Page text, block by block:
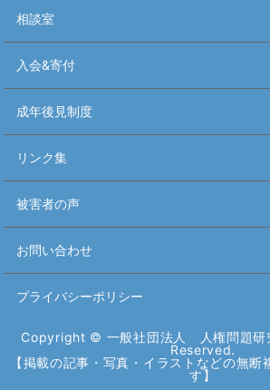
相談室
入会&寄付
成年後見制度
リンク集
被害者の声
お問い合わせ
プライバシーポリシー
Copyright © 一般社団法人 人権問題研
Reserved.
【掲載の記事・写真・イラストなどの無断
す】